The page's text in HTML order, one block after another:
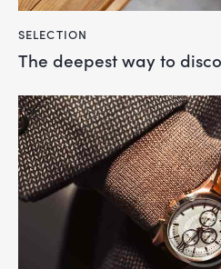
SELECTION
The deepest way to